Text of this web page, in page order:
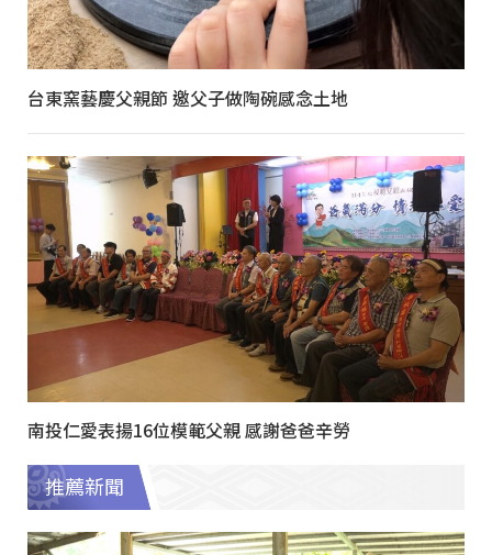
台東窯藝慶父親節 邀父子做陶碗感念土地
南投仁愛表揚16位模範父親 感謝爸爸辛勞
推薦新聞